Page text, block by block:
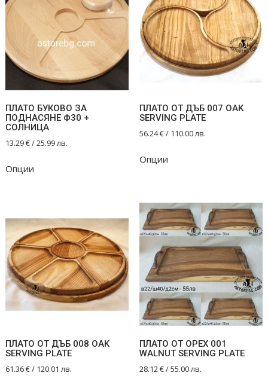
ПЛАТО БУКОВО ЗА
ПОДНАСЯНЕ Ф30 +
СОЛНИЦА
13.29€/ 25.99 лв.
Опции
ПЛАТО ОТ ДЪБ 007 OAK
SERVING PLATE
56.24€/ 110.00 лв.
Опции
ПЛАТО ОТ ДЪБ 008 OAK
SERVING PLATE
61.36€/ 120.01 лв.
ПЛАТО ОТ ОРЕХ 001
WALNUT SERVING PLATE
28.12€/ 55.00 лв.